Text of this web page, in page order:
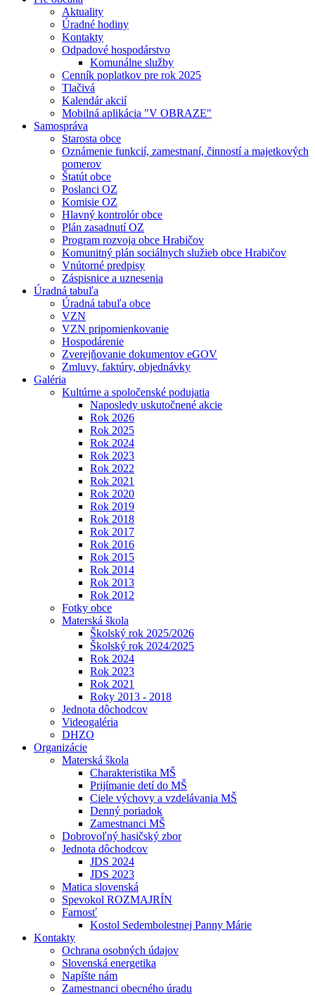
Aktuality
Úradné hodiny
Kontakty
Odpadové hospodárstvo
Komunálne služby
Cenník poplatkov pre rok 2025
Tlačivá
Kalendár akcií
Mobilná aplikácia "V OBRAZE"
Samospráva
Starosta obce
Oznámenie funkcií, zamestnaní, činností a majetkových
pomerov
Štatút obce
Poslanci OZ
Komisie OZ
Hlavný kontrolór obce
Plán zasadnutí OZ
Program rozvoja obce Hrabičov
Komunitný plán sociálnych služieb obce Hrabičov
Vnútorné predpisy
Záspisnice a uznesenia
Úradná tabuľa
Úradná tabuľa obce
VZN
VZN pripomienkovanie
Hospodárenie
Zverejňovanie dokumentov eGOV
Zmluvy, faktúry, objednávky
Galéria
Kultúrne a spoločenské podujatia
Naposledy uskutočnené akcie
Rok 2026
Rok 2025
Rok 2024
Rok 2023
Rok 2022
Rok 2021
Rok 2020
Rok 2019
Rok 2018
Rok 2017
Rok 2016
Rok 2015
Rok 2014
Rok 2013
Rok 2012
Fotky obce
Materská škola
Školský rok 2025/2026
Školský rok 2024/2025
Rok 2024
Rok 2023
Rok 2021
Roky 2013 - 2018
Jednota dôchodcov
Videogaléria
DHZO
Organizácie
Materská škola
Charakteristika MŠ
Prijímanie detí do MŠ
Ciele výchovy a vzdelávania MŠ
Denný poriadok
Zamestnanci MŠ
Dobrovoľný hasičský zbor
Jednota dôchodcov
JDS 2024
JDS 2023
Matica slovenská
Spevokol ROZMAJRÍN
Farnosť
Kostol Sedembolestnej Panny Márie
Kontakty
Ochrana osobných údajov
Slovenská energetika
Napíšte nám
Zamestnanci obecného úradu